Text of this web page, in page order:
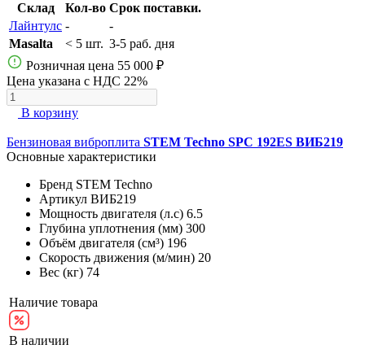
Склад
Кол-во Срок поставки.
Лайнтулс -
-
Masalta
< 5 шт. 3-5 раб. дня
Розничная цена 55 000 ₽
Цена указана с НДС 22%
В корзину
Бензиновая виброплита STEM Techno SPC 192ES ВИБ219
Основные характеристики
Бренд STEM Techno
Артикул ВИБ219
Мощность двигателя (л.с) 6.5
Глубина уплотнения (мм) 300
Объём двигателя (см³) 196
Скорость движения (м/мин) 20
Вес (кг) 74
Наличие товара
В наличии